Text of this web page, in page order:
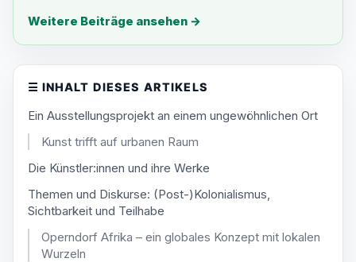
Weitere Beiträge ansehen →
☰ INHALT DIESES ARTIKELS
Ein Ausstellungsprojekt an einem ungewöhnlichen Ort
Kunst trifft auf urbanen Raum
Die Künstler:innen und ihre Werke
Themen und Diskurse: (Post-)Kolonialismus,
Sichtbarkeit und Teilhabe
Operndorf Afrika – ein globales Konzept mit lokalen
Wurzeln